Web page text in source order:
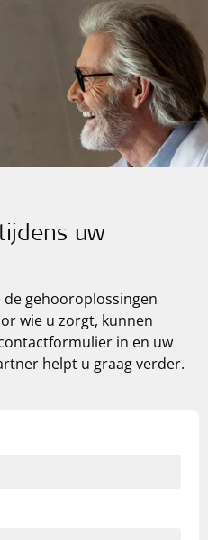
uw
gehooroplossingen
wie u zorgt, kunnen
in en uw
helpt u graag verder.